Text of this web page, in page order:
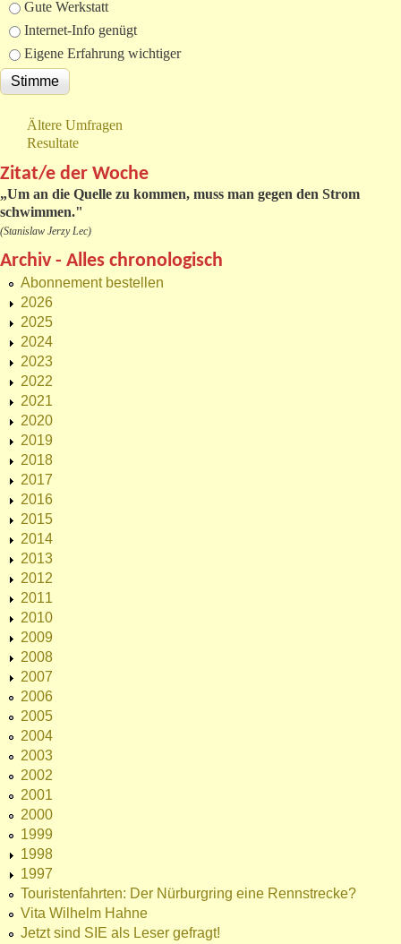
Gute Werkstatt
Internet-Info genügt
Eigene Erfahrung wichtiger
Ältere Umfragen
Resultate
Zitat/e der Woche
„Um an die Quelle zu kommen, muss man gegen den Strom
schwimmen."
(Stanislaw Jerzy Lec)
Archiv - Alles chronologisch
Abonnement bestellen
2026
2025
2024
2023
2022
2021
2020
2019
2018
2017
2016
2015
2014
2013
2012
2011
2010
2009
2008
2007
2006
2005
2004
2003
2002
2001
2000
1999
1998
1997
Touristenfahrten: Der Nürburgring eine Rennstrecke?
Vita Wilhelm Hahne
Jetzt sind SIE als Leser gefragt!